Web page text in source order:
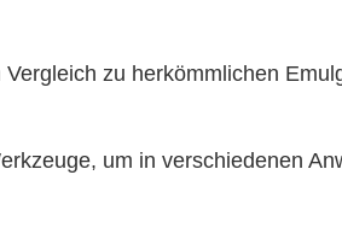
zu herkömmlichen
um in verschiedenen